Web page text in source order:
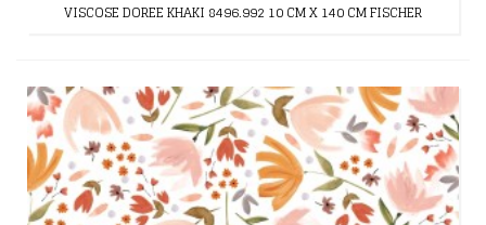
VISCOSE DOREE KHAKI 8496.992 10 CM X 140 CM FISCHER